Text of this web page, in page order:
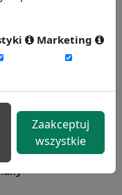
rynku pracy
L-4
Marketing
Zaakceptuj
wszystkie